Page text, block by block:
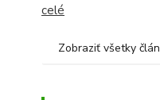
celé
Zobraziť všetky